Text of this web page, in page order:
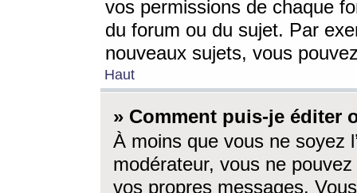
vos permissions de chaque
du forum ou du sujet. Par
nouveaux sujets, vous
Haut
» Comment puis-je éditer
À moins que vous ne soyez
modérateur, vous ne
vos propres messages.